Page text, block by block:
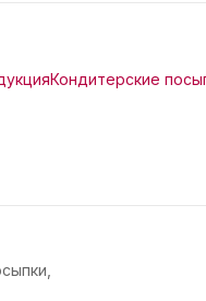
Кондитерские